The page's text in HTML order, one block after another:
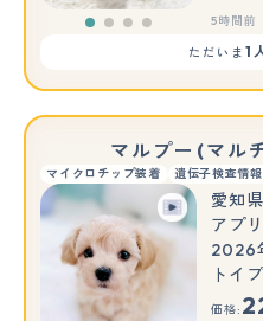
5時間前
ただいま1
マルプー(マル
マイクロチップ装着 遺伝子検査情報
愛知県
アプ
2026
トイ
価格: